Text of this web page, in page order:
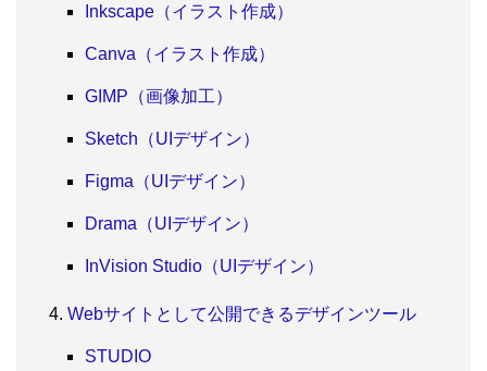
Inkscape（イラスト作成）
Canva（イラスト作成）
GIMP（画像加工）
Sketch（UIデザイン）
Figma（UIデザイン）
Drama（UIデザイン）
InVision Studio（UIデザイン）
Webサイトとして公開できるデザインツール
STUDIO